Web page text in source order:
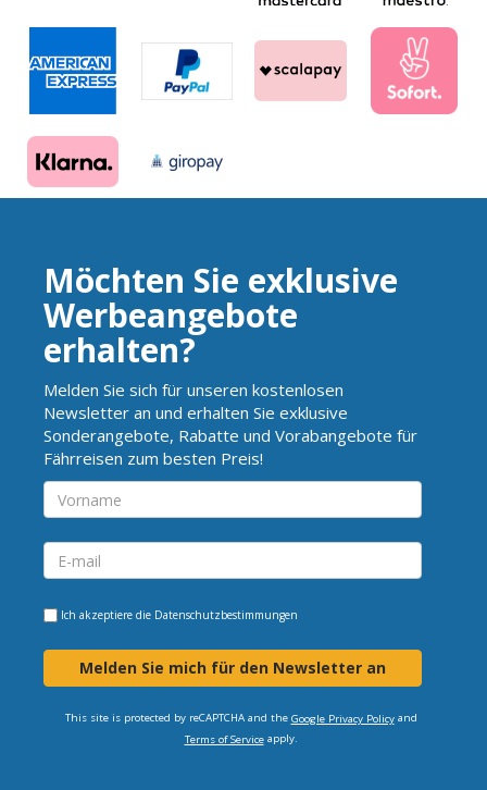
Möchten Sie exklusive
Werbeangebote
erhalten?
Melden Sie sich für unseren kostenlosen
Newsletter an und erhalten Sie exklusive
Sonderangebote, Rabatte und Vorabangebote für
Fährreisen zum besten Preis!
Ich akzeptiere die Datenschutzbestimmungen
Melden Sie mich für den Newsletter an
This site is protected by reCAPTCHA and the Google Privacy Policyand
Terms of Serviceapply.